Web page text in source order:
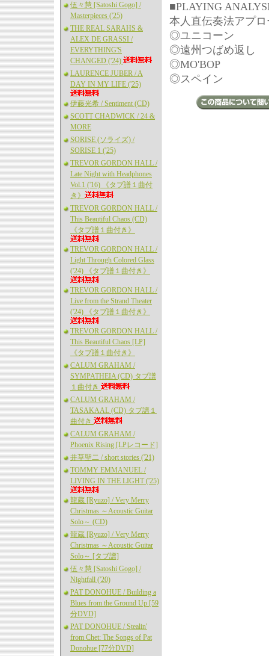
伍々慧 [Satoshi Gogo] /
Masterpieces ('25)
THE REAL SARAHS &
ALEX DE GRASSI /
EVERYTHING'S
CHANGED ('24)
LAURENCE JUBER / A
DAY IN MY LIFE ('25)
伊藤光希 / Sentiment (CD)
SCOTT CHADWICK / 24 &
MORE
SORISE (ソライズ) /
SORISE 1 ('25)
TREVOR GORDON HALL /
Late Night with Headphones
Vol.1 ('16) 《タブ譜１曲付
き》
TREVOR GORDON HALL /
This Beautiful Chaos (CD)
《タブ譜１曲付き》
TREVOR GORDON HALL /
Light Through Colored Glass
('24) 《タブ譜１曲付き》
TREVOR GORDON HALL /
Live from the Strand Theater
('24) 《タブ譜１曲付き》
TREVOR GORDON HALL /
This Beautiful Chaos [LP]
《タブ譜１曲付き》
CALUM GRAHAM /
SYMPATHEIA (CD) タブ譜
１曲付き
CALUM GRAHAM /
TASAKAAL (CD) タブ譜１
曲付き
CALUM GRAHAM /
Phoenix Rising [LPレコード]
井草聖二 / short stories ('21)
TOMMY EMMANUEL /
LIVING IN THE LIGHT ('25)
龍蔵 [Ryuzo] / Very Merry
Christmas ～Acoustic Guitar
Solo～ (CD)
龍蔵 [Ryuzo] / Very Merry
Christmas ～Acoustic Guitar
Solo～ [タブ譜]
伍々慧 [Satoshi Gogo] /
Nightfall ('20)
PAT DONOHUE / Building a
Blues from the Ground Up [59
分DVD]
PAT DONOHUE / Stealin'
from Chet: The Songs of Pat
Donohue [77分DVD]
■PLAYING
本人直伝奏法アプ
◎ユニコーン
◎遠州つばめ返し
◎MO'BOP
◎スペイン